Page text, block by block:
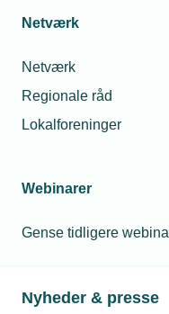
Netværk
Netværk
Regionale råd
Lokalforeninger
Webinarer
Gense tidligere
Nyheder & presse